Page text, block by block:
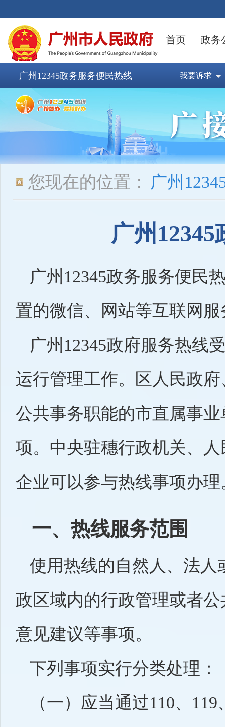
广州12345政务服务便民热线 我要诉求
您现在的位置： 广州
广州
广州12345政务服务便民
置的微信、网站等互联网
广州12345政府服务热线
运行管理工作。区人民政
公共事务职能的市直属事
项。中央驻穗行政机关、
企业可以参与热线事项办理
一、热线服务范围
使用热线的自然人、法
政区域内的行政管理或者
意见建议等事项。
下列事项实行分类处理：
（一）应当通过110、